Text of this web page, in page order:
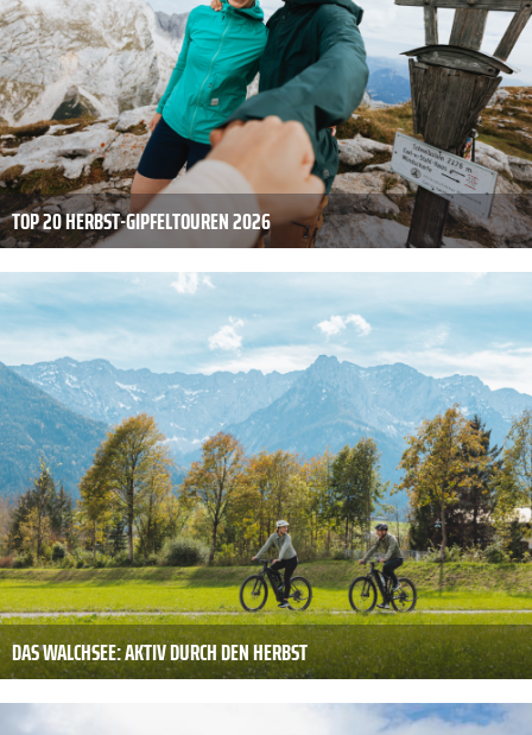
TOP 20 HERBST-GIPFELTOUREN 2026
DAS WALCHSEE: AKTIV DURCH DEN HERBST